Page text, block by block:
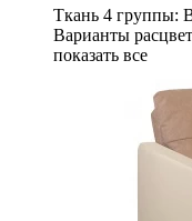
Ткань 4 группы:
Варианты
показать все